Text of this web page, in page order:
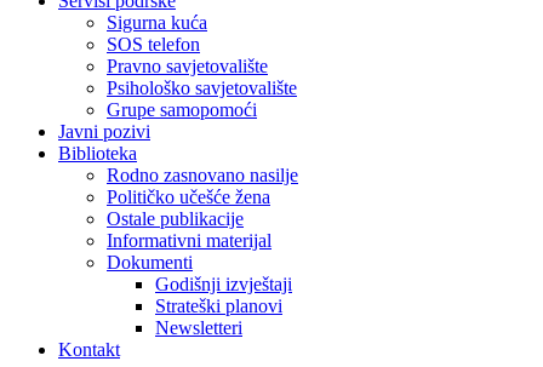
Sigurna kuća
SOS telefon
Pravno savjetovalište
Psihološko savjetovalište
Grupe samopomoći
Javni pozivi
Biblioteka
Rodno zasnovano nasilje
Političko učešće žena
Ostale publikacije
Informativni materijal
Dokumenti
Godišnji izvještaji
Strateški planovi
Newsletteri
Kontakt